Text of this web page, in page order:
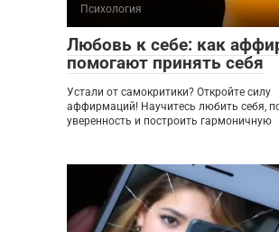
Психология
Любовь к себе: как
помогают принять себя
Устали от самокритики? Откройте силу
аффирмаций! Научитесь любить себя,
уверенность и построить гармоничную